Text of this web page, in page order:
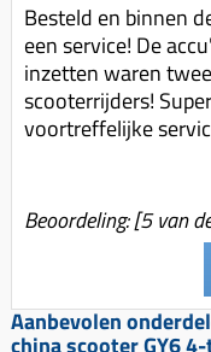
Besteld en binnen
een service! De
inzetten waren
scooterrijders!
voortreffelijke
Beoordeling:[5van
Aanbevolen
china scooter GY6